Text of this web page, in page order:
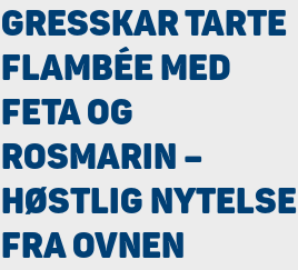
GRESSKAR TARTE
FLAMBÉE MED
FETA OG
ROSMARIN –
HØSTLIG NYTELSE
FRA OVNEN